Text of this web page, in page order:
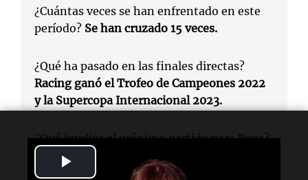
¿Cuántas veces se han enfrentado en este
período? Se han cruzado 15 veces.
¿Qué ha pasado en las finales directas?
Racing ganó el Trofeo de Campeones 2022
y la Supercopa Internacional 2023.
¿Qué implica el próximo partido para Boca?
Es crucial para la gestión de Riquelme y la
continuidad de Russo.